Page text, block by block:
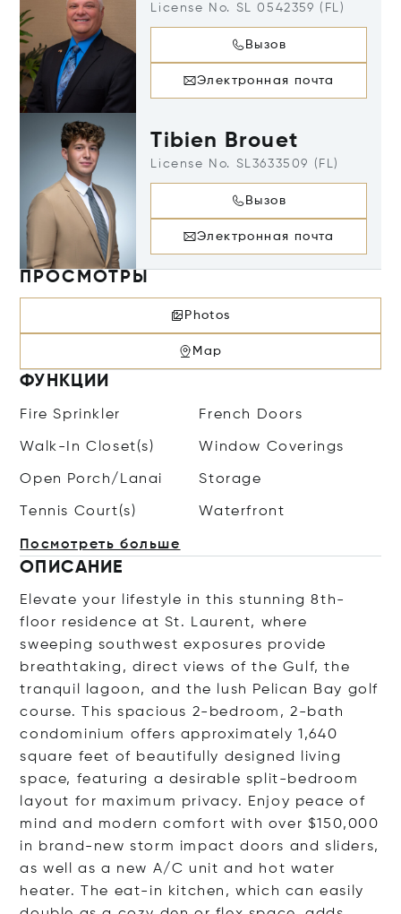
License No. SL 0542359 (FL)
Вызов
Электронная почта
Tibien Brouet
License No. SL3633509 (FL)
Вызов
Электронная почта
ПРОСМОТРЫ
Photos
Map
ФУНКЦИИ
Fire Sprinkler French Doors
Walk-In Closet(s) Window Coverings
Open Porch/Lanai Storage
Tennis Court(s) Waterfront
Посмотреть больше
ОПИСАНИЕ
Elevate your lifestyle in this stunning 8th-
floor residence at St. Laurent, where
sweeping southwest exposures provide
breathtaking, direct views of the Gulf, the
tranquil lagoon, and the lush Pelican Bay golf
course. This spacious 2-bedroom, 2-bath
condominium offers approximately 1,640
square feet of beautifully designed living
space, featuring a desirable split-bedroom
layout for maximum privacy. Enjoy peace of
mind and modern comfort with over $150,000
in brand-new storm impact doors and sliders,
as well as a new A/C unit and hot water
heater. The eat-in kitchen, which can easily